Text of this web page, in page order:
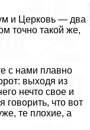
и Церковь — два
точно такой же,
с нами плавно
выходя из
нечто свое и
говорить, что вот
те плохие, а